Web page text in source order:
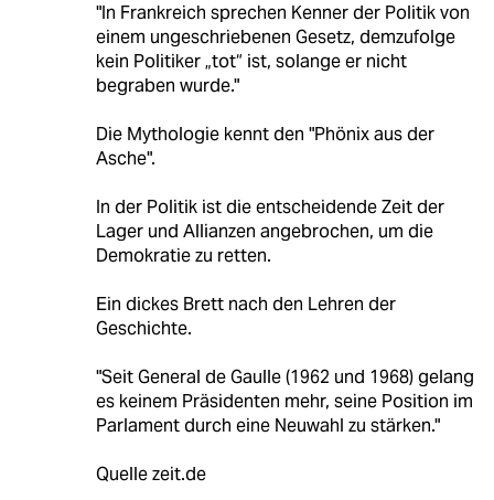
"In Frankreich sprechen Kenner der Politik von
einem ungeschriebenen Gesetz, demzufolge
kein Politiker „tot“ ist, solange er nicht
begraben wurde."
Die Mythologie kennt den "Phönix aus der
Asche".
In der Politik ist die entscheidende Zeit der
Lager und Allianzen angebrochen, um die
Demokratie zu retten.
Ein dickes Brett nach den Lehren der
Geschichte.
"Seit General de Gaulle (1962 und 1968) gelang
es keinem Präsidenten mehr, seine Position im
Parlament durch eine Neuwahl zu stärken."
Quelle zeit.de